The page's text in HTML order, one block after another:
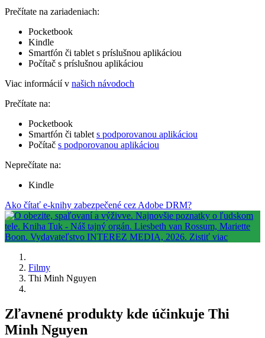
Prečítate na zariadeniach:
Pocketbook
Kindle
Smartfón či tablet s príslušnou aplikáciou
Počítač s príslušnou aplikáciou
Viac informácií v našich návodoch
Prečítate na:
Pocketbook
Smartfón či tablet s podporovanou aplikáciou
Počítač s podporovanou aplikáciou
Neprečítate na:
Kindle
Ako čítať e-knihy zabezpečené cez Adobe DRM?
Filmy
Thi Minh Nguyen
Zľavnené produkty kde účinkuje Thi
Minh Nguyen